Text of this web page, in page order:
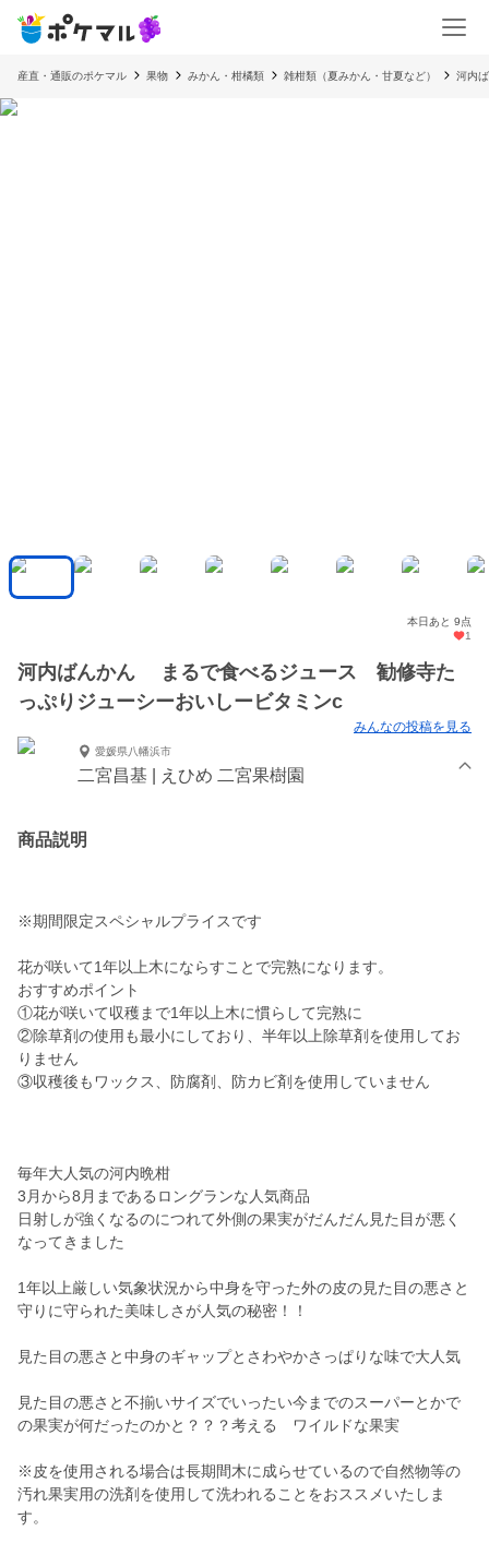
産直・通販のポケマル 果物 みかん・柑橘類 雑柑類（夏みかん・甘夏など） 河内
本日あと 9点
1
河内ばんかん まるで食べるジュース 勧修寺た
っぷりジューシーおいしービタミンc
みんなの投稿を見る
愛媛県八幡浜市
二宮昌基 | えひめ 二宮果樹園
商品説明
※期間限定スペシャルプライスです
花が咲いて1年以上木にならすことで完熟になります。
おすすめポイント
①花が咲いて収穫まで1年以上木に慣らして完熟に
②除草剤の使用も最小にしており、半年以上除草剤を使用してお
りません
③収穫後もワックス、防腐剤、防カビ剤を使用していません
毎年大人気の河内晩柑
3月から8月まであるロングランな人気商品
日射しが強くなるのにつれて外側の果実がだんだん見た目が悪く
なってきました
1年以上厳しい気象状況から中身を守った外の皮の見た目の悪さと
守りに守られた美味しさが人気の秘密！！
見た目の悪さと中身のギャップとさわやかさっぱりな味で大人気
見た目の悪さと不揃いサイズでいったい今までのスーパーとかで
の果実が何だったのかと？？？考える ワイルドな果実
※皮を使用される場合は長期間木に成らせているので自然物等の
汚れ果実用の洗剤を使用して洗われることをおススメいたしま
す。